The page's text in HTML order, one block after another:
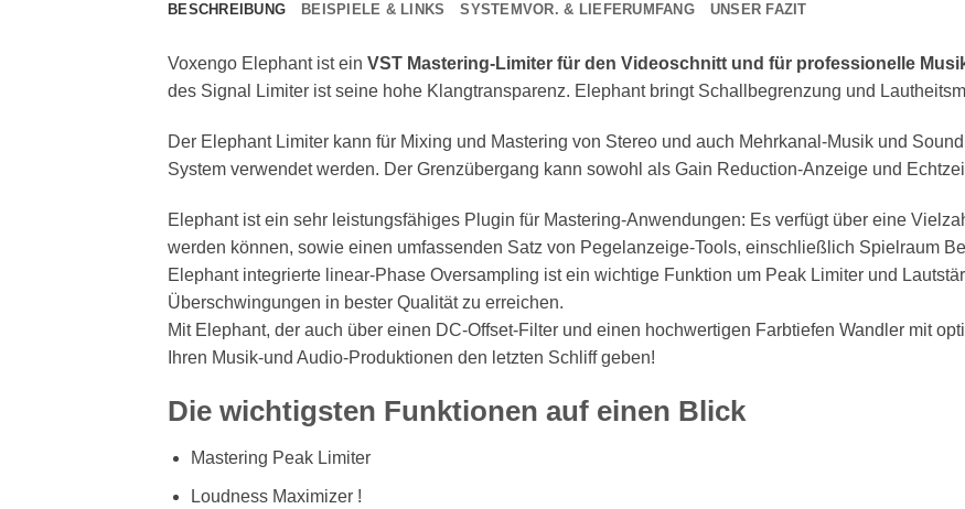
BESCHREIBUNG BEISPIELE & LINKS SYSTEMVOR. & LIEFERUMFANG UNSER FAZIT
Voxengo Elephant ist ein VST Mastering-Limiter für den Videoschnitt und für professionelle
des Signal Limiter ist seine hohe Klangtransparenz. Elephant bringt Schallbegrenzung und
Der Elephant Limiter kann für Mixing und Mastering von Stereo und auch Mehrkanal-Musik und
System verwendet werden. Der Grenzübergang kann sowohl als Gain Reduction-Anzeige und
Elephant ist ein sehr leistungsfähiges Plugin für Mastering-Anwendungen: Es verfügt über eine
werden können, sowie einen umfassenden Satz von Pegelanzeige-Tools, einschließlich Spielraum
Elephant integrierte linear-Phase Oversampling ist ein wichtige Funktion um Peak Limiter und
Überschwingungen in bester Qualität zu erreichen.
Mit Elephant, der auch über einen DC-Offset-Filter und einen hochwertigen Farbtiefen Wandler mit
Ihren Musik-und Audio-Produktionen den letzten Schliff geben!
Die wichtigsten Funktionen auf einen Blick
Mastering Peak Limiter
Loudness Maximizer !